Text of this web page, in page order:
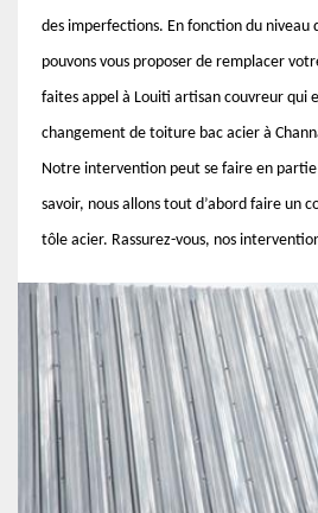
des imperfections. En fonction du niveau
pouvons vous proposer de remplacer
faites appel à Louiti artisan couvreur qui
changement de toiture bac acier à
Notre intervention peut se faire en
savoir, nous allons tout d’abord faire un
tôle acier. Rassurez-vous, nos